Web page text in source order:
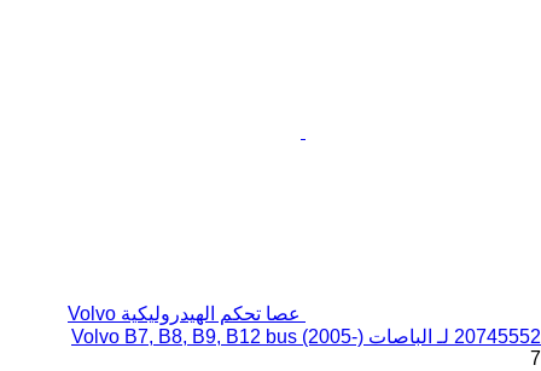
عصا تحكم الهيدروليكية Volvo
20745552 لـ الباصات Volvo B7, B8, B9, B12 bus (2005-)
7